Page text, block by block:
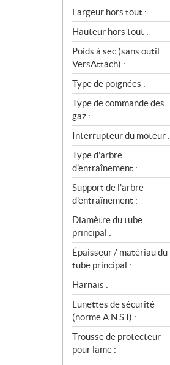
Largeur hors tout :
Hauteur hors tout :
Poids à sec (sans outil
VersAttach) :
Type de poignées :
Type de commande des
gaz :
Interrupteur du moteur :
Type d'arbre
d'entraînement :
Support de l'arbre
d'entraînement :
Diamètre du tube
principal :
Épaisseur / matériau du
tube principal :
Harnais :
Lunettes de sécurité
(norme A.N.S.I) :
Trousse de protecteur
pour lame :